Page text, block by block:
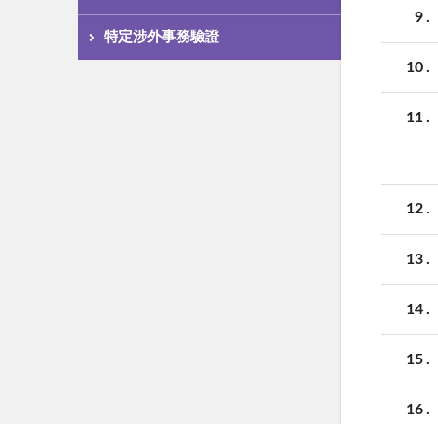
特定涉外事務驗證
9
10
11
12
13
14
15
16